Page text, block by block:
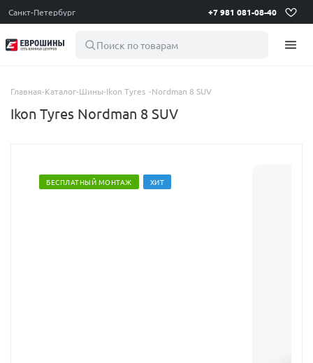
Санкт-Петербург +7 981 081-08-40
Поиск по товарам
Главная-Каталог-Шины-Ikon Tyres -Nordman 8 SUV
Ikon Tyres Nordman 8 SUV
БЕСПЛАТНЫЙ МОНТАЖ ХИТ